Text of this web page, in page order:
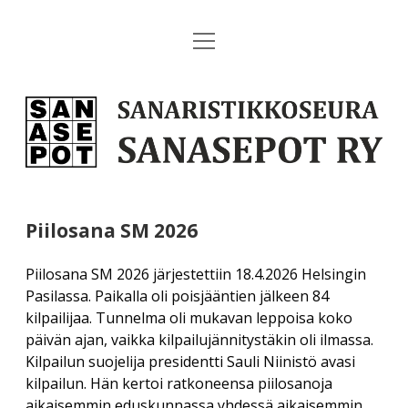
Etusivu
dropdown
menu
Koululaisten Ristikko SM 2026
Helsingin antikvaariset kirjapäivät 20.–22.3.2026
Piilosana SM 2026
Kesäpäivät 2026
Muut tulevat tapahtumat
Paikalliskerhot open
dropdown
Helsinki
Hämeenlinna
Kajaani
Lahti
Lappeenranta
Sanaseppo-lehti
Sanaseppo 1/2023
Nurmi-Nyyssönen: Suomalainen sanaristikko
Sanaseppo-seinäkalenteri
Esite
Palvelut
menu
Liity jäseneksi!
Tietopankki open
dropdown
menu
Uutiset
Menneet tapahtumat open
dropdown
Yhteystiedot open
dropdown
menu
Yhdistyksen yhteystiedot
Hallituksen sivut
open
Sanaristikkoseura
Sanasepot
ry
Piilosana SM 2026
Piilosana SM 2026 järjestettiin 18.4.2026 Helsingin
Pasilassa. Paikalla oli poisjääntien jälkeen 84
kilpailijaa. Tunnelma oli mukavan leppoisa koko
päivän ajan, vaikka kilpailujännitystäkin oli ilmassa.
Kilpailun suojelija presidentti Sauli Niinistö avasi
kilpailun. Hän kertoi ratkoneensa piilosanoja